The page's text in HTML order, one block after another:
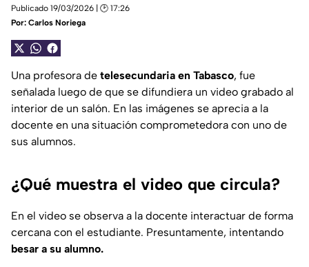
Publicado 19/03/2026 | 🕑 17:26
Por: Carlos Noriega
Una profesora de telesecundaria en Tabasco, fue
señalada luego de que se difundiera un video grabado al
interior de un salón. En las imágenes se aprecia a la
docente en una situación comprometedora con uno de
sus alumnos.
¿Qué muestra el video que circula?
En el video se observa a la docente interactuar de forma
cercana con el estudiante. Presuntamente, intentando
besar a su alumno.